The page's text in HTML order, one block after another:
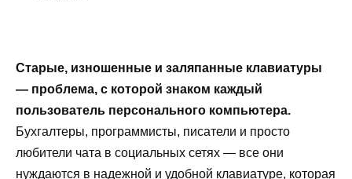
Старые, изношенные и заляпанные клавиатуры
— проблема, с которой знаком каждый
пользователь персонального компьютера.
Бухгалтеры, программисты, писатели и просто
любители чата в социальных сетях — все они
нуждаются в надежной и удобной клавиатуре, которая